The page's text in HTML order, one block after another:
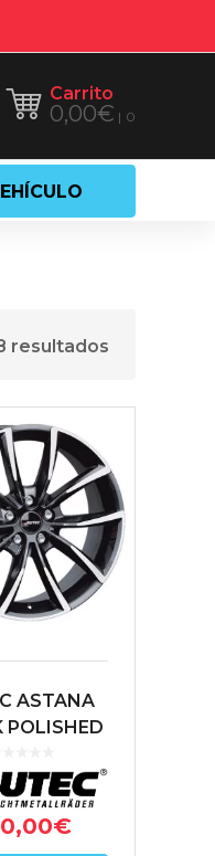
Carrito
0,00€ 0
resultados
ASTANA
POLISHED
NEGRO
€